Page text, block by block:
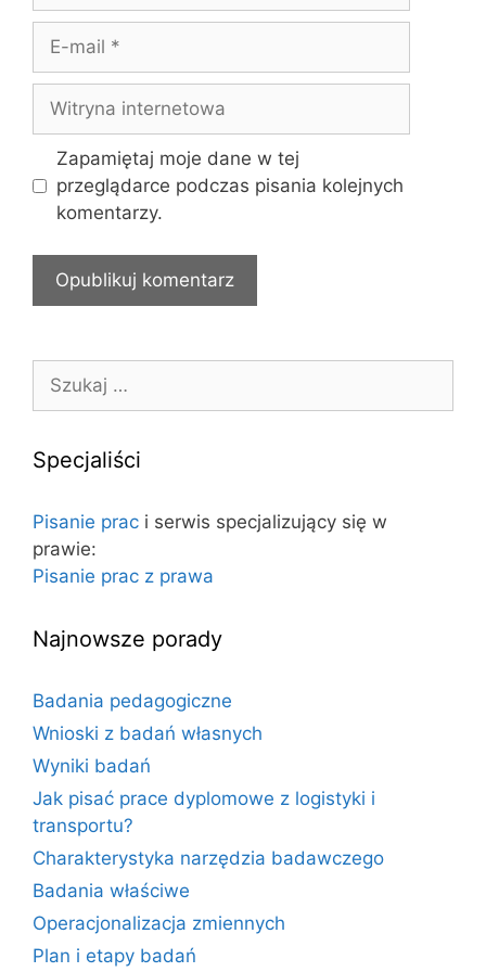
z
a
m
r
a
n
e
e
w
a
Zapamiętaj moje dane w tej
przeglądarce podczas pisania kolejnych
komentarzy.
k
:
Specjaliści
Pisanie prac i serwis specjalizujący się w
prawie:
Pisanie prac z prawa
Najnowsze porady
Badania pedagogiczne
Wnioski z badań własnych
Wyniki badań
Jak pisać prace dyplomowe z logistyki i
transportu?
Charakterystyka narzędzia badawczego
Badania właściwe
Operacjonalizacja zmiennych
Plan i etapy badań